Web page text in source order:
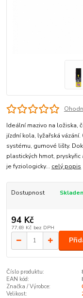
Ideální mazivo na ložiska,
jízdní kola, lyžařská
systému, gumové lišty.
plastických hmot,
je fyziologicky... celý popis
Dostupnost
94 Kč
77,69 Kč bez DPH
Číslo produktu:
EAN kód:
Značka / Výrobce:
Velikost: